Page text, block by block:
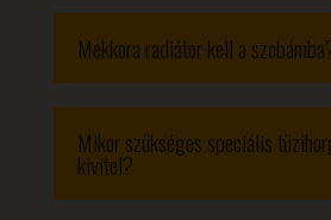
Mekkora radiátor kell a
Mikor szükséges speciális
kivitel?